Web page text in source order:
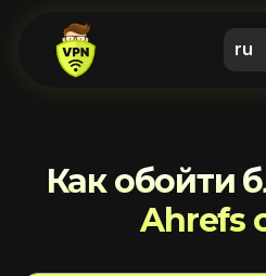
ru
Как обойти
Ahrefs